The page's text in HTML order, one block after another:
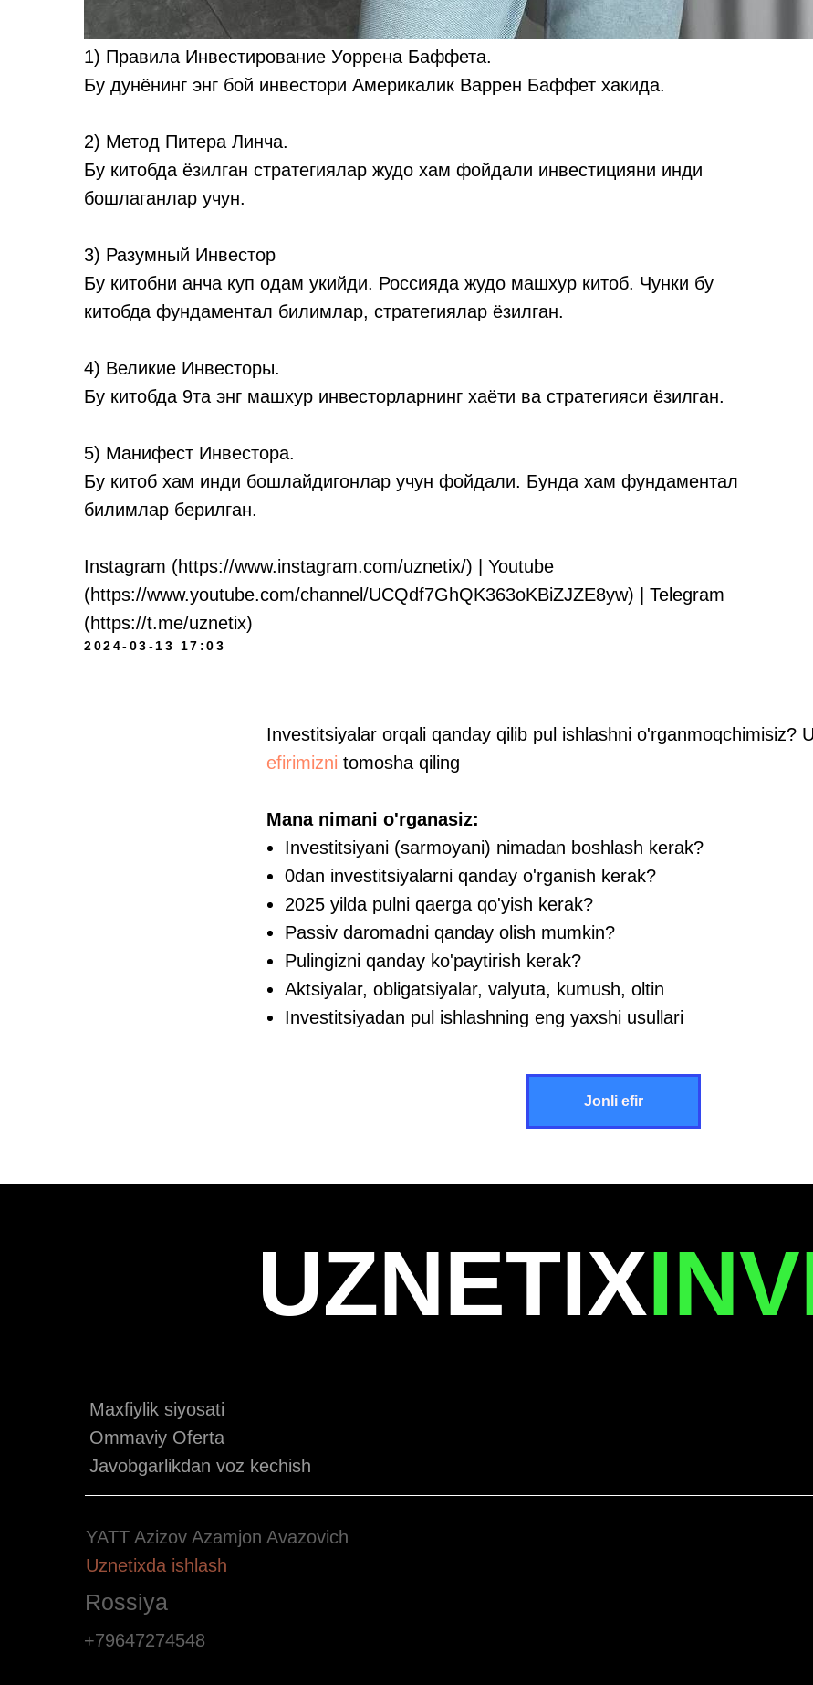
1) Правила Инвестирование Уоррена Баффета.
Бу дунёнинг энг бой инвестори Америкалик Варрен Баффет хакида.
2) Метод Питера Линча.
Бу китобда ёзилган стратегиялар жудо хам фойдали инвестицияни инди
бошлаганлар учун.
3) Разумный Инвестор
Бу китобни анча куп одам укийди. Россияда жудо машхур китоб. Чунки бу
китобда фундаментал билимлар, стратегиялар ёзилган.
4) Великие Инвесторы.
Бу китобда 9та энг машхур инвесторларнинг хаёти ва стратегияси ёзилган.
5) Манифест Инвестора.
Бу китоб хам инди бошлайдигонлар учун фойдали. Бунда хам фундаментал
билимлар берилган.
Instagram (https://www.instagram.com/uznetix/) | Youtube
(https://www.youtube.com/channel/UCQdf7GhQK363oKBiZJZE8yw) | Telegram
(https://t.me/uznetix)
2024-03-13 17:03
Investitsiyalar orqali qanday qilib pul ishlashni o'rganmoqchimisiz?
efirimizni tomosha qiling
Mana nimani o'rganasiz:
Investitsiyani (sarmoyani) nimadan boshlash kerak?
0dan investitsiyalarni qanday o'rganish kerak?
2025 yilda pulni qaerga qo'yish kerak?
Passiv daromadni qanday olish mumkin?
Pulingizni qanday ko'paytirish kerak?
Aktsiyalar, obligatsiyalar, valyuta, kumush, oltin
Investitsiyadan pul ishlashning eng yaxshi usullari
Jonli efir
Maxfiylik siyosati
Ommaviy Oferta
YATT Azizov Azamjon Avazovich
Uznetixda ishlash
Rossiya
+79647274548
UZNETIX
Javobgarlikdan voz kechish